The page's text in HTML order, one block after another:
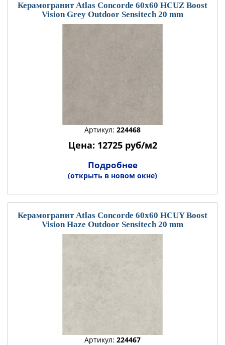
Керамогранит Atlas Concorde 60x60 HCUZ Boost
Vision Grey Outdoor Sensitech 20 mm
Артикул: 224468
Цена: 12725 руб/м2
Подробнее
(открыть в новом окне)
Керамогранит Atlas Concorde 60x60 HCUY Boost
Vision Haze Outdoor Sensitech 20 mm
Артикул: 224467